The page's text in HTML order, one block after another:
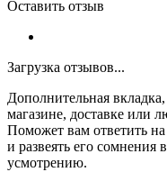
Оставить отзыв
Загрузка отзывов...
Дополнительная
магазине, доставке или
Поможет вам ответить
и развеять его сомнения
усмотрению.